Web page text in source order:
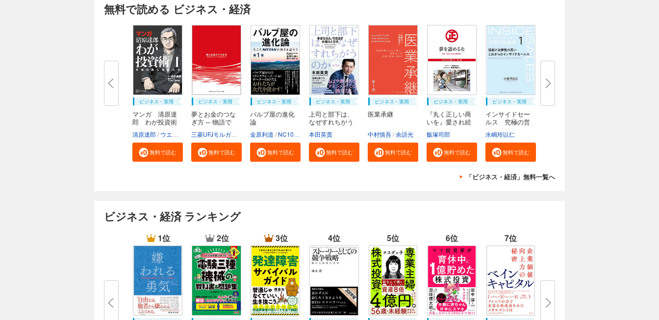
無料で読める ビジネス・経済
ビジネス・実用
マンガ 清原達
郎 わが投資術
清原達郎 ウエノ 河野慶
無料で読む
ビジネス・実用
夢とお金のつな
ぎ方 ─ 物語で
無料で読む
ビジネス・実用
バルブ屋の進化
論
金原利道 NC10Team
無料で読む
ビジネス・実用
上司と部下は、
なぜすれちがう
本田英貴
無料で読む
ビジネス・実用
医業承継
中村慎吾 余語光
無料で読む
ビジネス・実用
『丸く正しい商
いを』愛され続
飯塚司郎
無料で読む
ビジネス・実用
インサイドセー
ルス 究極の営
水嶋玲以仁
無料で読む
「ビジネス・経済」無料一覧へ
ビジネス・経済 ランキング
1位 2位 3位 4位 5位 6位 7位